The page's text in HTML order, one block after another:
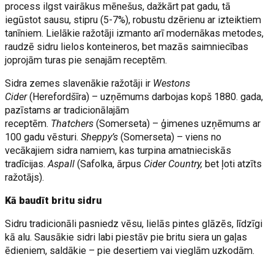
process ilgst vairākus mēnešus, dažkārt pat gadu, tā
iegūstot sausu, stipru (5-7%), robustu dzērienu ar izteiktiem
tanīniem. Lielākie ražotāji izmanto arī modernākas metodes,
raudzē sidru lielos konteineros, bet mazās saimniecības
joprojām turas pie senajām receptēm.
Sidra zemes slavenākie ražotāji ir Westons
Cider(Herefordšīra) – uzņēmums darbojas kopš 1880. gada,
pazīstams ar tradicionālajām
receptēm. Thatchers(Somerseta) – ģimenes uzņēmums ar
100 gadu vēsturi.Sheppy’s(Somerseta) – viens no
vecākajiem sidra namiem, kas turpina amatnieciskās
tradīcijas.Aspall(Safolka, ārpus Cider Country, bet ļoti atzīts
ražotājs).
Kā baudīt britu sidru
Sidru tradicionāli pasniedz vēsu, lielās pintes glāzēs, līdzīgi
kā alu. Sausākie sidri labi piestāv pie britu siera un gaļas
ēdieniem, saldākie – pie desertiem vai vieglām uzkodām.